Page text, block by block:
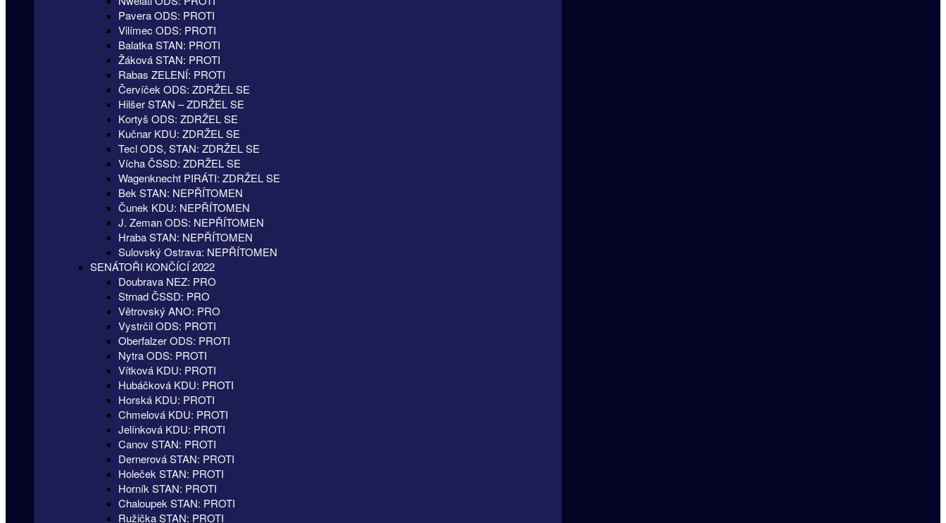
Pavera ODS: PROTI
Vilímec ODS: PROTI
Balatka STAN: PROTI
Žáková STAN: PROTI
Rabas ZELENÍ: PROTI
Červíček ODS: ZDRŽEL SE
Hilšer STAN – ZDRŽEL SE
Kortyš ODS: ZDRŽEL SE
Kučnar KDU: ZDRŽEL SE
Tecl ODS, STAN: ZDRŽEL SE
Vícha ČSSD: ZDRŽEL SE
Wagenknecht PIRÁTI: ZDRŽEL SE
Bek STAN: NEPŘÍTOMEN
Čunek KDU: NEPŘÍTOMEN
J. Zeman ODS: NEPŘÍTOMEN
Hraba STAN: NEPŘÍTOMEN
Sulovský Ostrava: NEPŘÍTOMEN
SENÁTOŘI KONČÍCÍ 2022
Doubrava NEZ: PRO
Strnad ČSSD: PRO
Větrovský ANO: PRO
Vystrčil ODS: PROTI
Oberfalzer ODS: PROTI
Nytra ODS: PROTI
Vítková KDU: PROTI
Hubáčková KDU: PROTI
Horská KDU: PROTI
Chmelová KDU: PROTI
Jelínková KDU: PROTI
Canov STAN: PROTI
Dernerová STAN: PROTI
Holeček STAN: PROTI
Horník STAN: PROTI
Chaloupek STAN: PROTI
Ružička STAN: PROTI